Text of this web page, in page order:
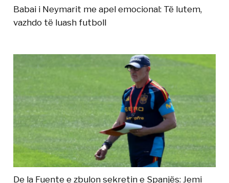
Babai i Neymarit me apel emocional: Të lutem,
vazhdo të luash futboll
De la Fuente e zbulon sekretin e Spanjës: Jemi